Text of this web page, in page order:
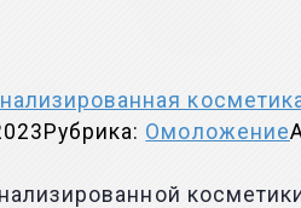
Рубрика: Омоложение